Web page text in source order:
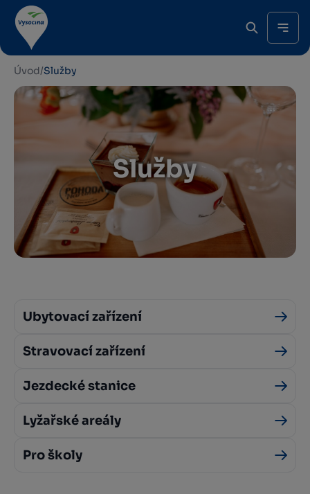
Úvod/Služby
Služby
Ubytovací zařízení
Stravovací zařízení
Jezdecké stanice
Lyžařské areály
Pro školy